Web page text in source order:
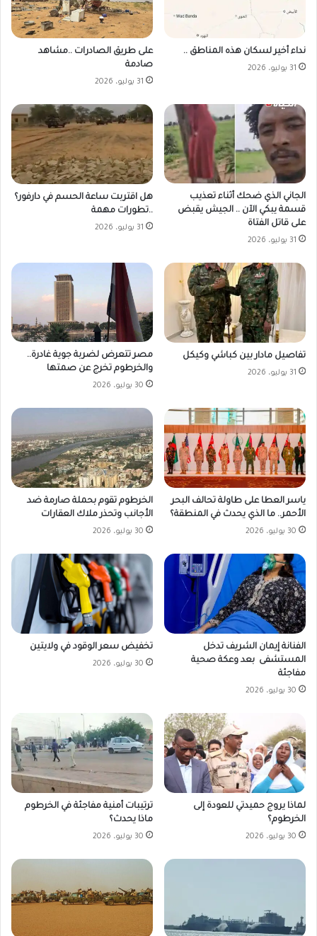
نداء أخير لسكان هذه المناطق ..
31 يوليو، 2026
على طريق الصادرات ..مشاهد
صادمة
31 يوليو، 2026
الجاني الذي ضحك أثناء تعذيب
قسمة يبكي الآن .. الجيش يقبض
على قاتل الفتاة
31 يوليو، 2026
هل اقتربت ساعة الحسم في دارفور؟
..تطورات مهمة
31 يوليو، 2026
تفاصيل مادار بين كباشي وكيكل
31 يوليو، 2026
مصر تتعرض لضربة جوية غادرة..
والخرطوم تخرج عن صمتها
30 يوليو، 2026
ياسر العطا على طاولة تحالف البحر
الأحمر.. ما الذي يحدث في المنطقة؟
30 يوليو، 2026
الخرطوم تقوم بحملة صارمة ضد
الأجانب وتحذر ملاك العقارات
30 يوليو، 2026
الفنانة إيمان الشريف تدخل
المستشفى بعد وعكة صحية
مفاجئة
30 يوليو، 2026
تخفيض سعر الوقود في ولايتين
30 يوليو، 2026
لماذا يروج حميدتي للعودة إلى
الخرطوم؟
30 يوليو، 2026
ترتيبات أمنية مفاجئة في الخرطوم
ماذا يحدث؟
30 يوليو، 2026